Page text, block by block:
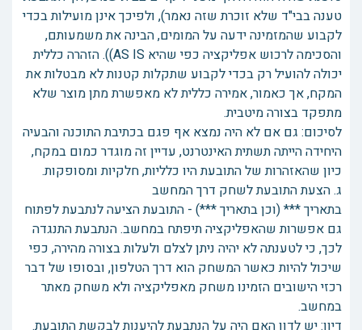
טענה בבי"ד שלא זוכרת שזה נאמר), ולפיכך אינן מועילות בכדי
לקבוע שהמזמינה ידעה על המומים, הבינה את משמעותם,
והסכימה לרכוש אפליקציה כפי שהיא AS IS)). הזהרה כללית
יכולה להועיל רק בכדי לקבוע שתקלות קטנות לא מבטלות את
המקח, אך כאמור, אמירה כללית לא מאפשרת מתן מוצר שלא
מתפקד בצורה מיטבית.
לסיכום: גם אם לא היה נמצא אף פגם בכתיבת התוכנה והבעיה
היחידה הייתה תשתית האינטרנט, עדיין זה מוגדר כמום במקח,
כיון שהאזהרות של התובעת היו כלליות, חלקיות ומסופקות.
ג. הצעת התובעת לשחק דרך המחשב
בתאריך *** (וכן בתאריך ***) - התובעת הציעה לנתבעת לפתוח
גם אפשרות שהאפליקציה תיפתח במחשב. הנתבעת התנגדה
לכך, כי לטענתה לא יהיה ניתן לצלם ולעלות בצורה מהירה, כפי
שיכול להיות כאשר המשחק הוא דרך הטלפון, ובסופו של דבר
רכזי הישובים הזמינו משחק מאפליקציה ולא משחק מאתר
במחשב.
דיון: יש לדון האם היה על הנתבעת להיענות לבקשת התובעת.